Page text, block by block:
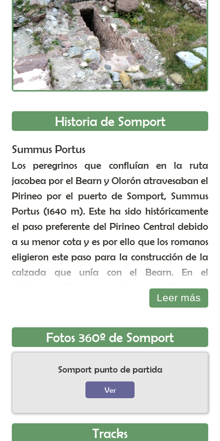
Historia de Somport
Summus Portus
Los peregrinos que confluían en la ruta
jacobea por el Bearn y Olorón atravesaban el
Pirineo por el puerto de Somport, Summus
Portus (1640 m). Este ha sido históricamente
el paso preferente del Pirineo Central debido
a su menor cota y es por ello que los romanos
eligieron este paso para la construcción de la
calzada que unía con el Bearn. En el
Medioevo, diferentes hospitales atendían a los
peregrinos que cruzaban el paso pero aún
puesto estas cumbres estarían nevadas y el
viajero podía ser sorprendido por ventiscas,
osos, lobos y salteadores de caminos.
En lo más alto de la vía se levantó un crucero,
en su lugar encontramos la Ermita del Pilar
Leer más
Fotos 360º de Somport
Somport punto de partida
Ver
Tracks